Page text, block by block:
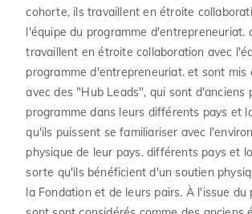
cohorte, ils travaillent en étroite
l'équipe du programme d'entrepreneuriat.
travaillent en étroite collaboration avec
programme d'entrepreneuriat. et sont mis
avec des "Hub Leads", qui sont d'anciens
programme dans leurs différents pays et
qu'ils puissent se familiariser avec
physique de leur pays. différents pays et
sorte qu'ils bénéficient d'un soutien
la Fondation et de leurs pairs. À l'issue du